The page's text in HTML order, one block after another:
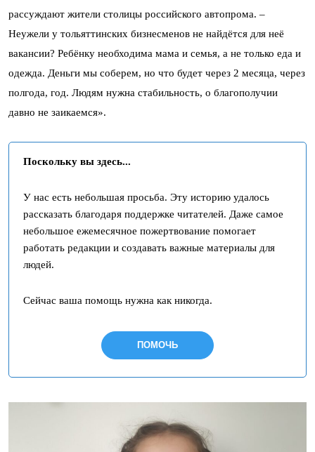
рассуждают жители столицы российского автопрома. –
Неужели у тольяттинских бизнесменов не найдётся для неё
вакансии? Ребёнку необходима мама и семья, а не только еда и
одежда. Деньги мы соберем, но что будет через 2 месяца, через
полгода, год. Людям нужна стабильность, о благополучии
давно не заикаемся».
Поскольку вы здесь...
У нас есть небольшая просьба. Эту историю удалось
рассказать благодаря поддержке читателей. Даже самое
небольшое ежемесячное пожертвование помогает
работать редакции и создавать важные материалы для
людей.
Сейчас ваша помощь нужна как никогда.
ПОМОЧЬ